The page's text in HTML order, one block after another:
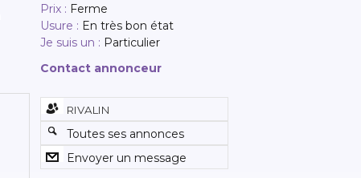
Prix : Ferme
Usure : En très bon état
Je suis un : Particulier
Contact annonceur
RIVALIN
Toutes ses annonces
Envoyer un message